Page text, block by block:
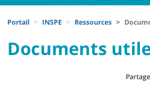
Recherche
Block
liste
des
composantes
d'Ariane
Portail INSPE Ressources
University
University
Titre
Documents